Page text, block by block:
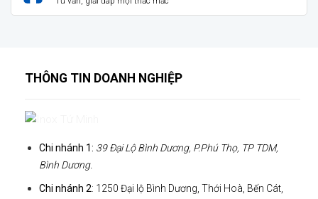
THÔNG TIN DOANH NGHIỆP
Chi nhánh 1: 39 Đại Lộ Bình Dương, P.Phú Thọ, TP TDM,
Bình Dương.
Chi nhánh 2: 1250 Đại lộ Bình Dương, Thới Hoà, Bến Cát,